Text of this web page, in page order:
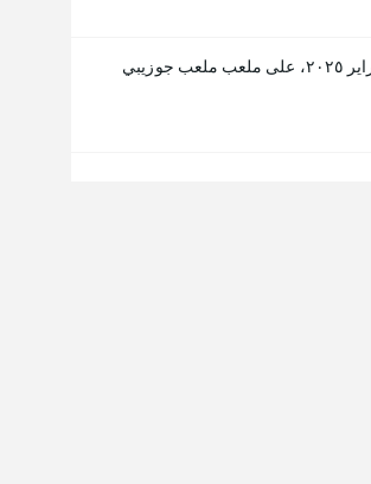
، في الأربعاء، ٥ فبراير ٢٠٢٥، على ملعب ملعب جوزيبي